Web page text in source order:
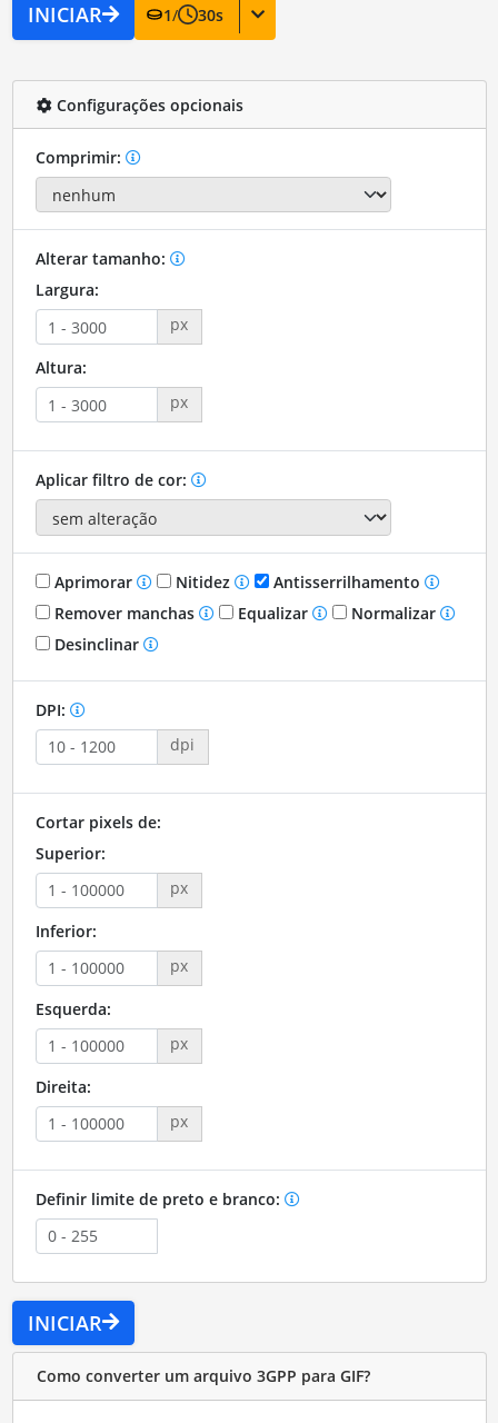
INICIAR 1/ 30s
Configurações opcionais
Comprimir:
Alterar tamanho:
Largura:
px
Altura:
px
Aplicar filtro de cor:
Aprimorar Nitidez
Antisserrilhamento
Remover manchas
Equalizar
Normalizar
Desinclinar
DPI:
dpi
Cortar pixels de:
Superior:
px
Inferior:
px
Esquerda:
px
Direita:
px
Definir limite de preto e branco:
INICIAR
Como converter um arquivo 3GPP para GIF?